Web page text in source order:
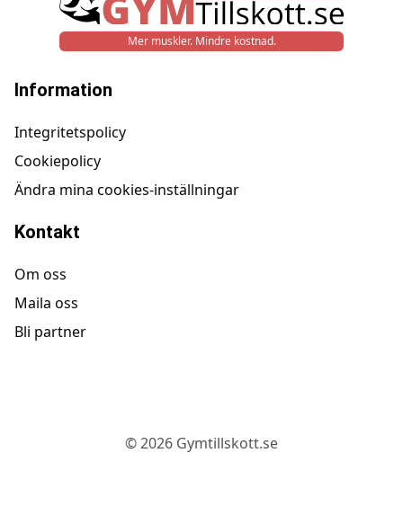
Mer muskler. Mindre kostnad.
Information
Integritetspolicy
Cookiepolicy
Ändra mina cookies-inställningar
Kontakt
Om oss
Maila oss
Bli partner
©2026 Gymtillskott.se